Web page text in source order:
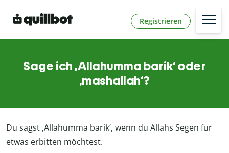
Registrieren
Sage ich ‚Allahumma barik‘ oder
‚mashallah‘?
Du sagst ‚Allahumma barik‘, wenn du Allahs Segen für
etwas erbitten möchtest.